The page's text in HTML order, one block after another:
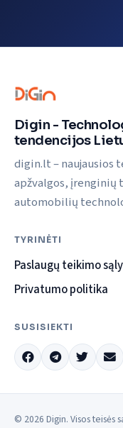
Digin -
tendencijos
digin.lt – naujausios
apžvalgos,
automobilių
TYRINĖTI
Paslaugų teikimo
Privatumo politika
SUSISIEKTI
© 2026 Digin. Visos teisės